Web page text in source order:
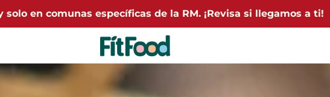
solo en comunas específicas de la RM. ¡Revisa si llegamos a ti!